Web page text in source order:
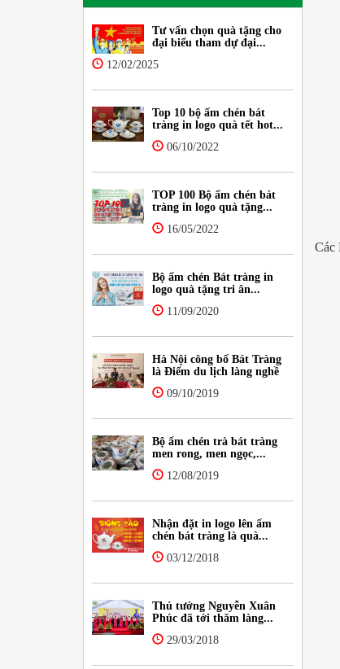
Tư vấn chọn quà tặng cho
đại biểu tham dự đại...
12/02/2025
Top 10 bộ ấm chén bát
tràng in logo quà tết hot...
06/10/2022
TOP 100 Bộ ấm chén bát
tràng in logo quà tặng...
16/05/2022
Bộ ấm chén Bát tràng in
logo quà tặng tri ân...
11/09/2020
Hà Nội công bố Bát Tràng
là Điểm du lịch làng nghề
09/10/2019
Bộ ấm chén trà bát tràng
men rong, men ngọc,...
12/08/2019
Nhận đặt in logo lên ấm
chén bát tràng là quà...
03/12/2018
Thủ tướng Nguyễn Xuân
Phúc đã tới thăm làng...
29/03/2018
Các